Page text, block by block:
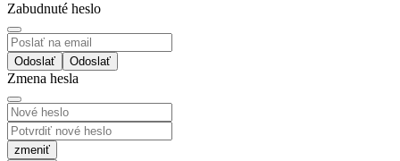
Zabudnuté heslo
Odoslať
Zmena hesla